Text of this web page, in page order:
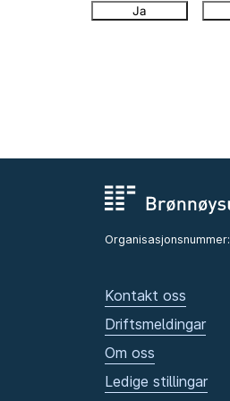
Ja
Organisasjonsnummer:
Kontakt oss
Driftsmeldingar
Om oss
Ledige stillingar